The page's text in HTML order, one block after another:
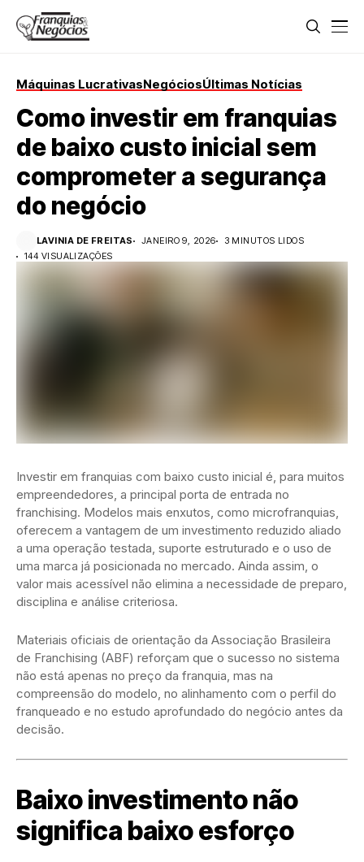
Máquinas LucrativasNegóciosÚltimas Notícias
Como investir em franquias
de baixo custo inicial sem
comprometer a segurança
do negócio
LAVINIA DE FREITAS JANEIRO 9, 2026
3 MINUTOS LIDOS
144 VISUALIZAÇÕES
Investir em franquias com baixo custo inicial é, para muitos
empreendedores, a principal porta de entrada no
franchising. Modelos mais enxutos, como microfranquias,
oferecem a vantagem de um investimento reduzido aliado
a uma operação testada, suporte estruturado e o uso de
uma marca já posicionada no mercado. Ainda assim, o
valor mais acessível não elimina a necessidade de preparo,
disciplina e análise criteriosa.
Materiais oficiais de orientação da Associação Brasileira
de Franchising (ABF) reforçam que o sucesso no sistema
não está apenas no preço da franquia, mas na
compreensão do modelo, no alinhamento com o perfil do
franqueado e no estudo aprofundado do negócio antes da
decisão.
Baixo investimento não
significa baixo esforço